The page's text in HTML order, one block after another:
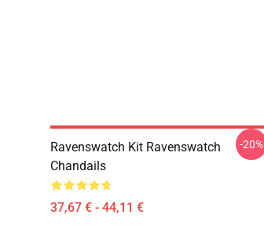
Ravenswatch Kit Ravenswatch
Chandails
37,67 € - 44,11 €
-20%